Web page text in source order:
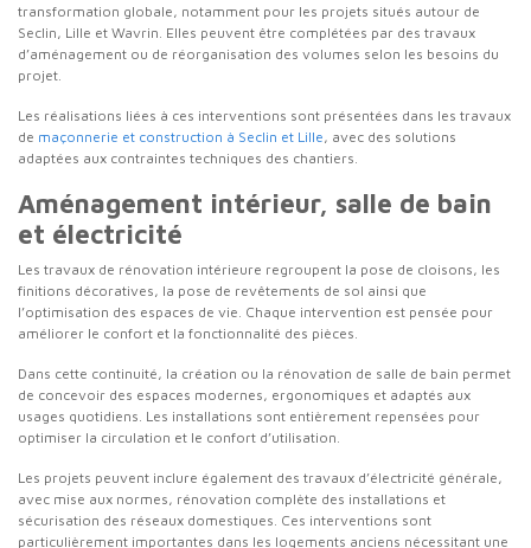
transformation globale, notamment pour les projets situés autour de
Seclin, Lille et Wavrin. Elles peuvent être complétées par des travaux
d’aménagement ou de réorganisation des volumes selon les besoins du
projet.
Les réalisations liées à ces interventions sont présentées dans les travaux
de maçonnerie et construction à Seclin et Lille, avec des solutions
adaptées aux contraintes techniques des chantiers.
Aménagement intérieur, salle de bain
et électricité
Les travaux de rénovation intérieure regroupent la pose de cloisons, les
finitions décoratives, la pose de revêtements de sol ainsi que
l’optimisation des espaces de vie. Chaque intervention est pensée pour
améliorer le confort et la fonctionnalité des pièces.
Dans cette continuité, la création ou la rénovation de salle de bain permet
de concevoir des espaces modernes, ergonomiques et adaptés aux
usages quotidiens. Les installations sont entièrement repensées pour
optimiser la circulation et le confort d’utilisation.
Les projets peuvent inclure également des travaux d’électricité générale,
avec mise aux normes, rénovation complète des installations et
sécurisation des réseaux domestiques. Ces interventions sont
particulièrement importantes dans les logements anciens nécessitant une